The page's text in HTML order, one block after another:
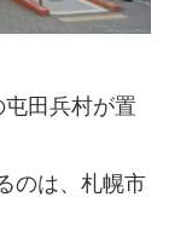
田兵村が置
のは、札幌市